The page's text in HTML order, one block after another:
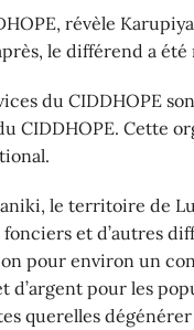
révèle
le différend a été
du CIDDHOPE
CIDDHOPE. Cette
le territoire de
et d’autres
pour environ un
d’argent pour les
querelles